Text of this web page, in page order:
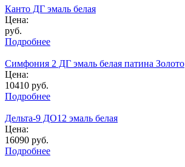
Канто ДГ эмаль белая
Цена:
руб.
Подробнее
Симфония 2 ДГ эмаль белая патина Золото
Цена:
10410 руб.
Подробнее
Дельта-9 ДО12 эмаль белая
Цена:
16090 руб.
Подробнее